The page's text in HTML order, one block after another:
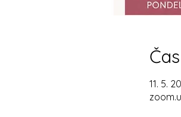
11. 5.